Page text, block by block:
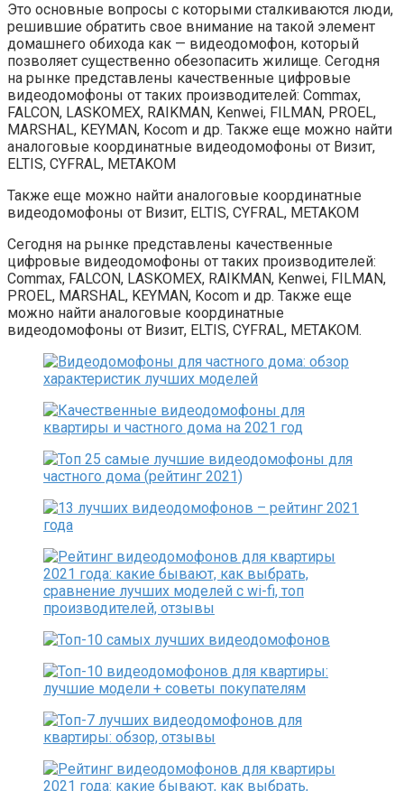
Это основные вопросы с которыми сталкиваются люди,
решившие обратить свое внимание на такой элемент
домашнего обихода как — видеодомофон, который
позволяет существенно обезопасить жилище. Сегодня
на рынке представлены качественные цифровые
видеодомофоны от таких производителей: Commax,
FALCON, LASKOMEX, RAIKMAN, Kenwei, FILMAN, PROEL,
MARSHAL, KEYMAN, Kocom и др. Также еще можно найти
аналоговые координатные видеодомофоны от Визит,
ELTIS, CYFRAL, METAKOM
Также еще можно найти аналоговые координатные
видеодомофоны от Визит, ELTIS, CYFRAL, METAKOM
Сегодня на рынке представлены качественные
цифровые видеодомофоны от таких производителей:
Commax, FALCON, LASKOMEX, RAIKMAN, Kenwei, FILMAN,
PROEL, MARSHAL, KEYMAN, Kocom и др. Также еще
можно найти аналоговые координатные
видеодомофоны от Визит, ELTIS, CYFRAL, METAKOM.